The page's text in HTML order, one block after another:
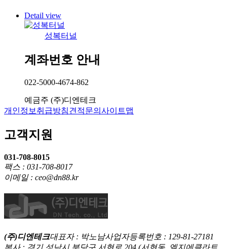
Detail view
성복터널
계좌번호 안내
022-5000-4674-862
예금주 (주)디엔테크
개인정보취급방침견적문의 사이트맵
고객지원
031-708-8015
팩스 : 031-708-8017
이메일 : ceo@dn88.kr
(주)디엔테크대표자 : 박노남사업자등록번호 : 129-81-27181
본사 : 경기 성남시 분당구 서현로 204 (서현동, 엘지에클라트